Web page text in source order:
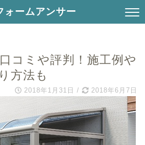
ォームアンサー
コミや評判！施工例や
方法も
2018年1月31日 / 2018年6月7日